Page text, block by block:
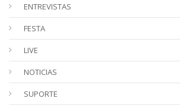
ENTREVISTAS
FESTA
LIVE
NOTICIAS
SUPORTE